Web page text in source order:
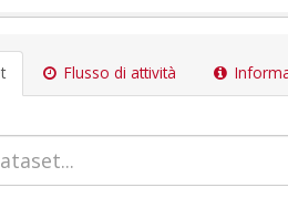
Flusso di attività